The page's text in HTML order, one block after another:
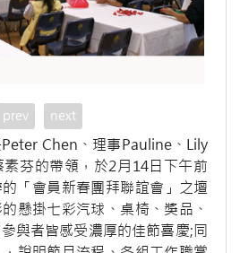
prev next
Chen、理事Pauline、Lily
芬的帶領，於2月14日下午前
「會員新春團拜聯誼會」之壇
懸掛七彩汽球、桌椅、獎品、
與者皆感受濃厚的佳節喜慶;同